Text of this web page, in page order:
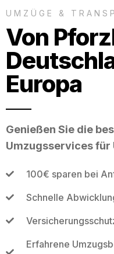
UMZÜGE &
Von
Europa
Genießen Sie die
Umzugsservices für
100€ sparen bei
Schnelle
Erfahrene